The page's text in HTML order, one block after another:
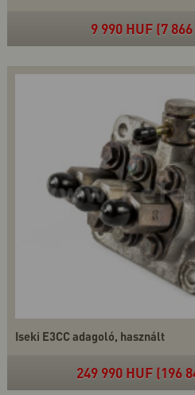
9 990 HUF (7
Iseki E3CC adagoló, használt
249 990 HUF (196